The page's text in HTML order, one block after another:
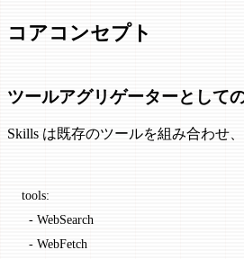
コアコンセプト
ツールアグリゲーターとして
Skills は既存のツールを組み合わせ
tools:
  -
WebSearch
  -
WebFetch